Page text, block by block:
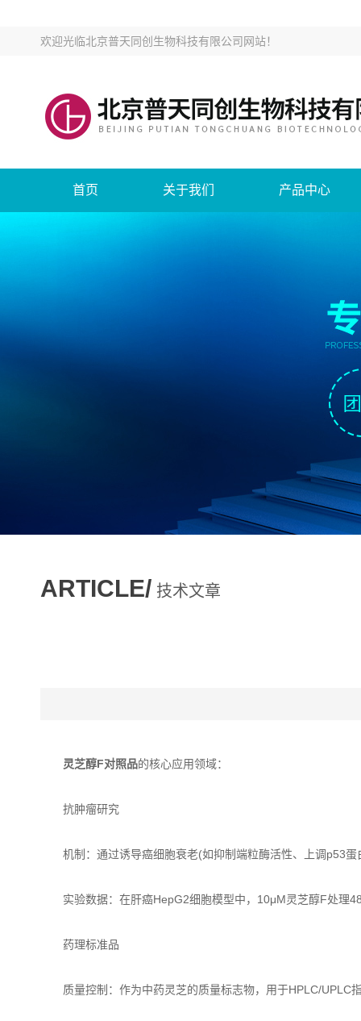
欢迎光临北京普天同创生物科技有限公司网站！
首页 关于我们 产品中心
ARTICLE/ 技术文章
灵芝醇F对照品的核心应用领域：
抗肿瘤研究
机制：通过诱导癌细胞衰老(如抑制端粒酶活性、上调p53蛋
实验数据：在肝癌HepG2细胞模型中，10μM灵芝醇F处理
药理标准品
质量控制：作为中药灵芝的质量标志物，用于HPLC/UPLC